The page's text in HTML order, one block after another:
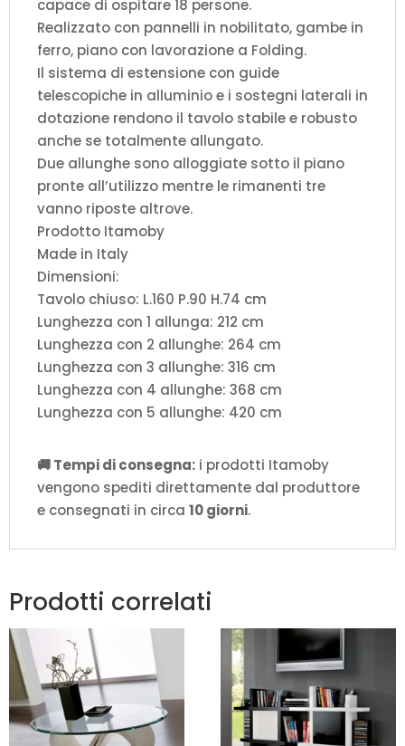
capace di ospitare 18 persone.
Realizzato con pannelli in nobilitato, gambe in
ferro, piano con lavorazione a Folding.
Il sistema di estensione con guide
telescopiche in alluminio e i sostegni laterali in
dotazione rendono il tavolo stabile e robusto
anche se totalmente allungato.
Due allunghe sono alloggiate sotto il piano
pronte all’utilizzo mentre le rimanenti tre
vanno riposte altrove.
Prodotto Itamoby
Made in Italy
Dimensioni:
Tavolo chiuso: L.160 P.90 H.74 cm
Lunghezza con 1 allunga: 212 cm
Lunghezza con 2 allunghe: 264 cm
Lunghezza con 3 allunghe: 316 cm
Lunghezza con 4 allunghe: 368 cm
Lunghezza con 5 allunghe: 420 cm
🚚 Tempi di consegna: i prodotti Itamoby
vengono spediti direttamente dal produttore
e consegnati in circa 10 giorni.
Prodotti correlati